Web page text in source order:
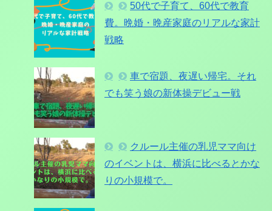
50代で子育て、60代で教育
費。晩婚・晩産家庭のリアルな家計
戦略
車で宿題、夜遅い帰宅。それ
でも笑う娘の新体操デビュー戦
クルール主催の乳児ママ向け
のイベントは、横浜に比べるとかな
りの小規模で。